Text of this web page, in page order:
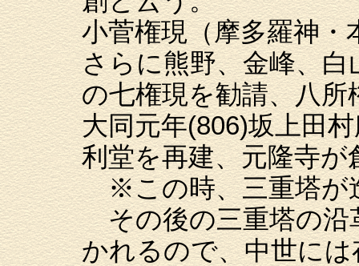
小菅権現（摩多羅神・
さらに熊野、金峰、白
の七権現を勧請、八所
大同元年(806)坂上田
利堂を再建、元隆寺が
※この時、三重塔が
その後の三重塔の沿
かれるので、中世に